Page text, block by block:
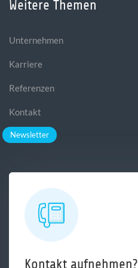
Weitere Themen
Unternehmen
Karriere
Referenzen
Kontakt
Newsletter
Kontakt aufnehmen?